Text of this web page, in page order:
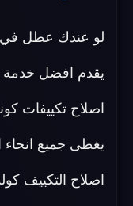
لو عندك عطل في
يقدم افضل خدمة
اصلاح تكييفات
يغطى جميع انحاء
اصلاح التكييف